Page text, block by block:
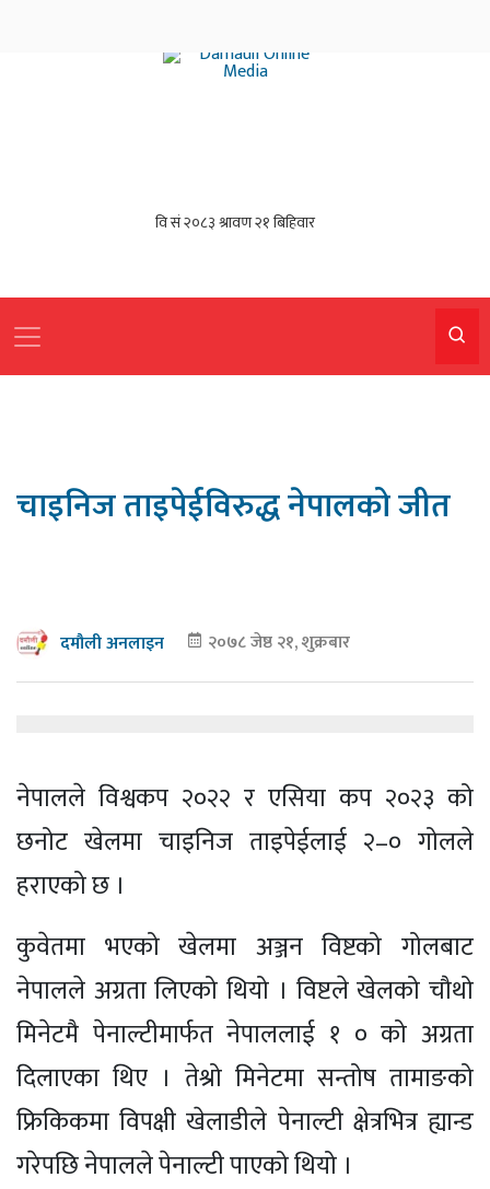
चाइनिज ताइपेईविरुद्ध नेपालको जीत
दमौली अनलाइन २०७८ जेष्ठ २१, शुक्रबार
नेपालले विश्वकप २०२२ र एसिया कप २०२३ को
छनोट खेलमा चाइनिज ताइपेईलाई २–० गोलले
हराएको छ ।
कुवेतमा भएको खेलमा अञ्जन विष्टको गोलबाट
नेपालले अग्रता लिएको थियो । विष्टले खेलको चौथो
मिनेटमै पेनाल्टीमार्फत नेपाललाई १ ० को अग्रता
दिलाएका थिए । तेश्रो मिनेटमा सन्तोष तामाङको
फ्रिकिकमा विपक्षी खेलाडीले पेनाल्टी क्षेत्रभित्र ह्यान्ड
गरेपछि नेपालले पेनाल्टी पाएको थियो ।